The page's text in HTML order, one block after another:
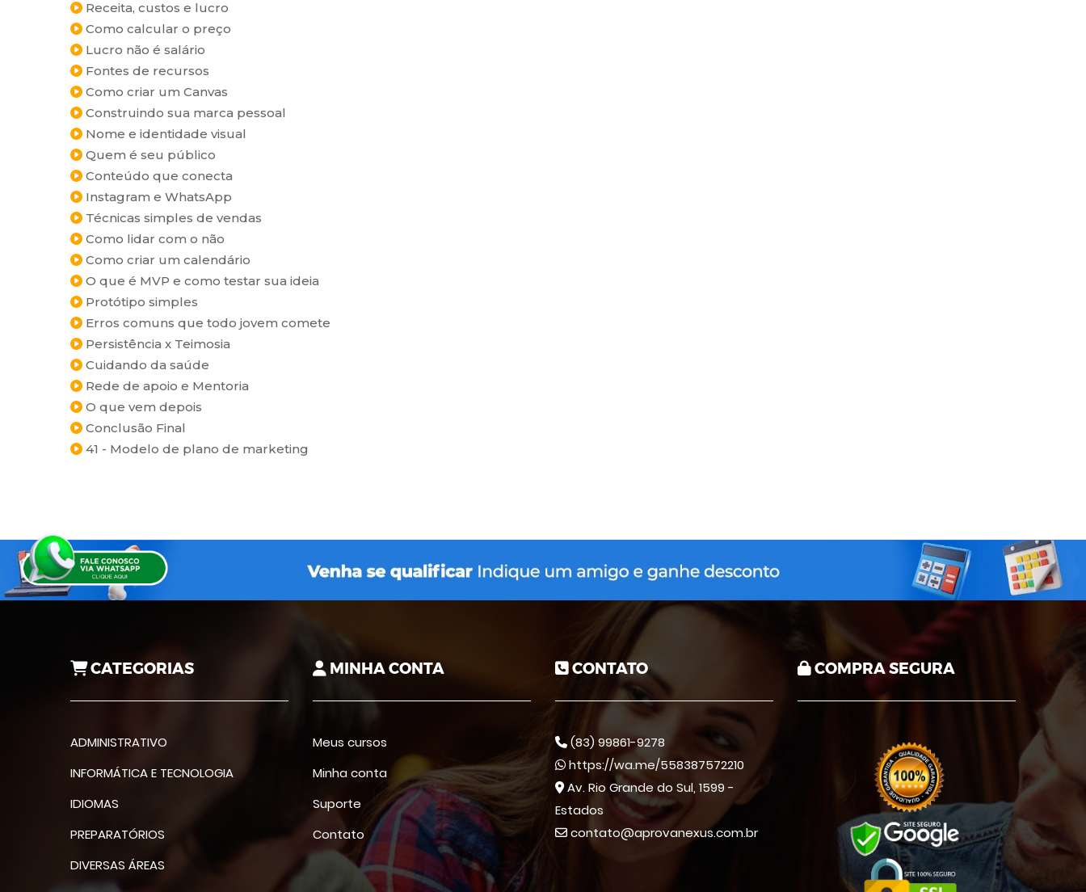
Receita, custos e lucro
Como calcular o preço
Lucro não é salário
Fontes de recursos
Como criar um Canvas
Construindo sua marca pessoal
Nome e identidade visual
Quem é seu público
Conteúdo que conecta
Instagram e WhatsApp
Técnicas simples de vendas
Como lidar com o não
Como criar um calendário
O que é MVP e como testar sua ideia
Protótipo simples
Erros comuns que todo jovem comete
Persistência x Teimosia
Cuidando da saúde
Rede de apoio e Mentoria
O que vem depois
Conclusão Final
41 - Modelo de plano de marketing
CATEGORIAS
ADMINISTRATIVO
INFORMÁTICA E TECNOLOGIA
IDIOMAS
PREPARATÓRIOS
DIVERSAS ÁREAS
MINHA CONTA
Meus cursos
Minha conta
Suporte
Contato
CONTATO
(83) 99861-9278
https://wa.me/558387572210
Av. Rio Grande do Sul, 1599 -
Estados
contato@aprovanexus.com.br
COMPRA SEGURA